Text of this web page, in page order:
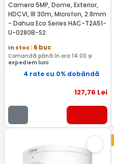
Camera 5MP, Dome, Exterior,
HDCVI, IR 30m, Microfon, 2.8mm
- Dahua Eco Series HAC-T2A51-
U-0280B-S2
In stoc: 6 buc
Comandă până în ora 14:00 și
expediem luni
4 rate cu 0% dobândă
127,76 Lei